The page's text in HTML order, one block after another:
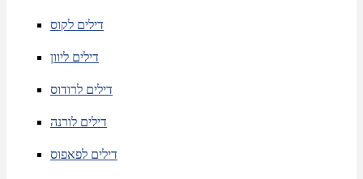
דילים לקוס
דילים ליוון
דילים לרודוס
דילים לורנה
דילים לפאפוס